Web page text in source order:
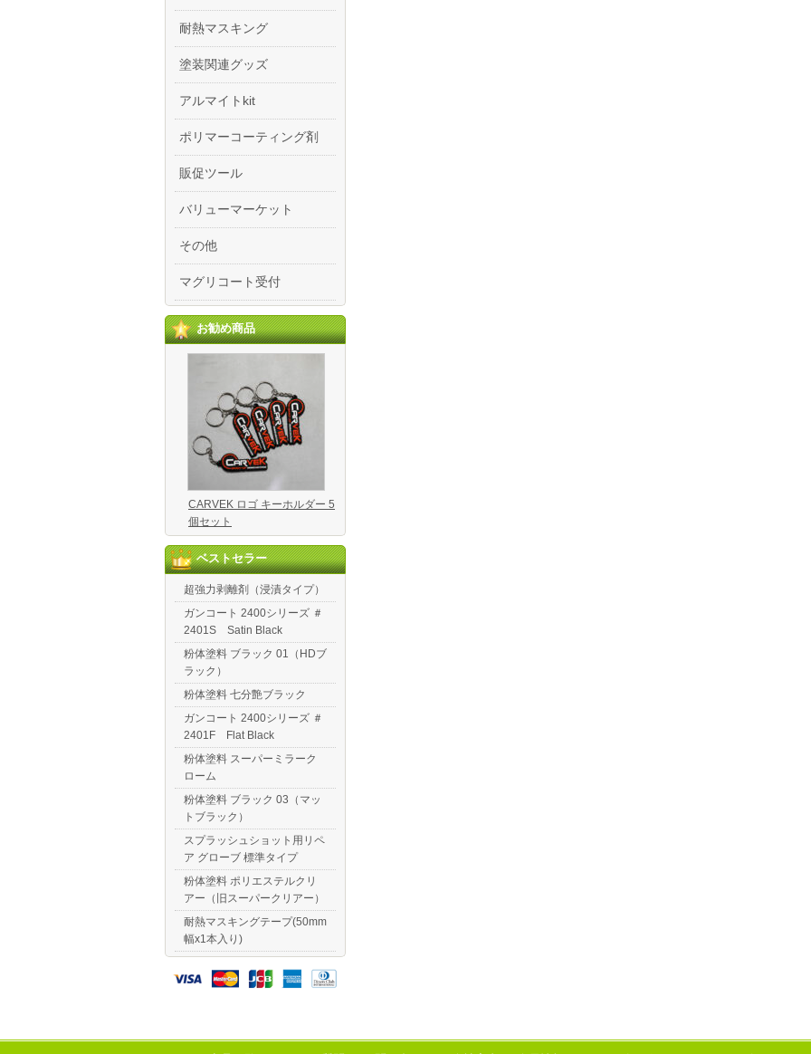
耐熱マスキング
塗装関連グッズ
アルマイトkit
ポリマーコーティング剤
販促ツール
バリューマーケット
その他
マグリコート受付
お勧め商品
CARVEK ロゴ キーホルダー 5
個セット
ベストセラー
超強力剥離剤（浸漬タイプ）
ガンコート 2400シリーズ ＃
2401S Satin Black
粉体塗料 ブラック 01（HDブ
ラック）
粉体塗料 七分艶ブラック
ガンコート 2400シリーズ ＃
2401F Flat Black
粉体塗料 スーパーミラーク
ローム
粉体塗料 ブラック 03（マッ
トブラック）
スプラッシュショット用リペ
ア グローブ 標準タイプ
粉体塗料 ポリエステルクリ
アー（旧スーパークリアー）
耐熱マスキングテープ(50mm
幅x1本入り)